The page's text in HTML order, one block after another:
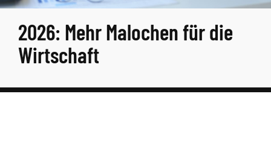
2026: Mehr Malochen für die
Wirtschaft